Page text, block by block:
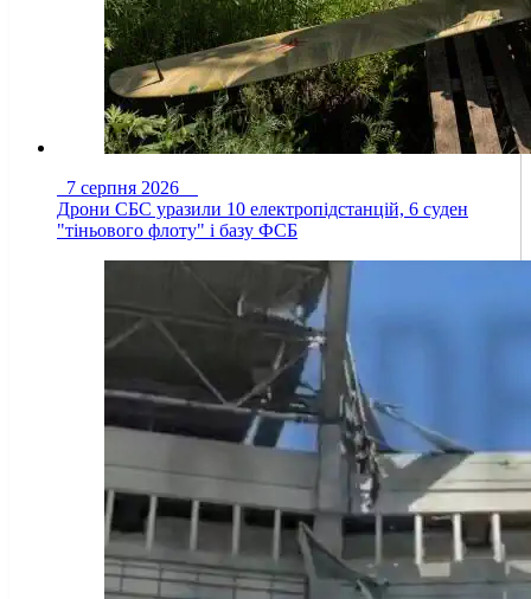
7 серпня 2026
Дрони СБС уразили 10 електропідстанцій, 6 суден
"тіньового флоту" і базу ФСБ